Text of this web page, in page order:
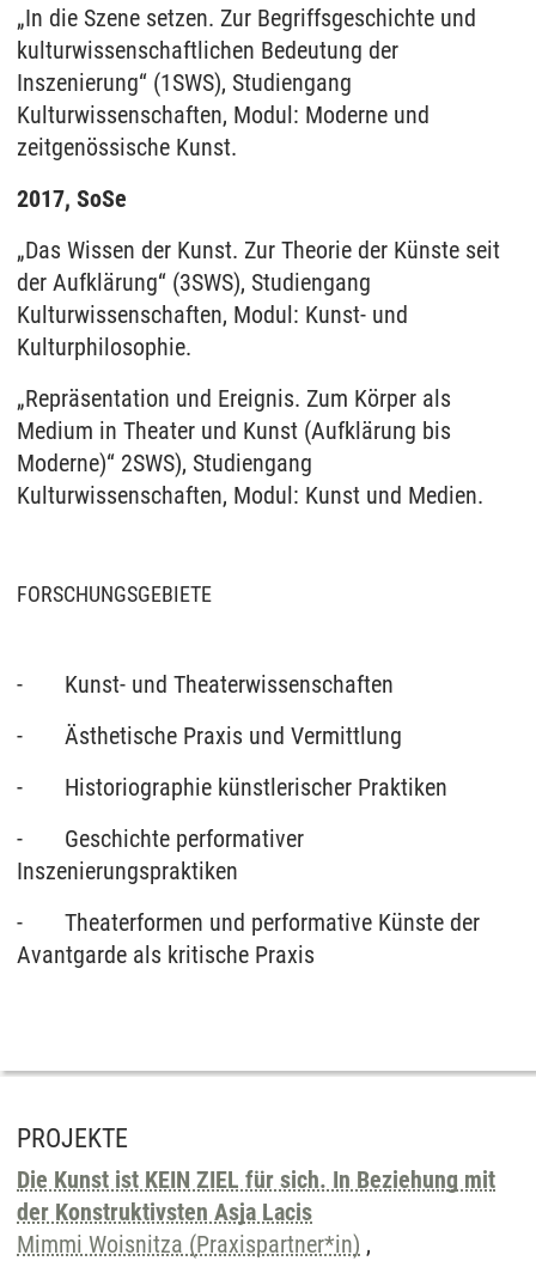
„In die Szene setzen. Zur Begriffsgeschichte und
kulturwissenschaftlichen Bedeutung der
Inszenierung“ (1SWS), Studiengang
Kulturwissenschaften, Modul: Moderne und
zeitgenössische Kunst.
2017, SoSe
„Das Wissen der Kunst. Zur Theorie der Künste seit
der Aufklärung“ (3SWS), Studiengang
Kulturwissenschaften, Modul: Kunst- und
Kulturphilosophie.
„Repräsentation und Ereignis. Zum Körper als
Medium in Theater und Kunst (Aufklärung bis
Moderne)“ 2SWS), Studiengang
Kulturwissenschaften, Modul: Kunst und Medien.
FORSCHUNGSGEBIETE
- Kunst- und Theaterwissenschaften
- Ästhetische Praxis und Vermittlung
- Historiographie künstlerischer Praktiken
- Geschichte performativer
Inszenierungspraktiken
- Theaterformen und performative Künste der
Avantgarde als kritische Praxis
PROJEKTE
Die Kunst ist KEIN ZIEL für sich. In Beziehung mit
der Konstruktivsten Asja Lacis
Mimmi Woisnitza (Praxispartner*in) ,